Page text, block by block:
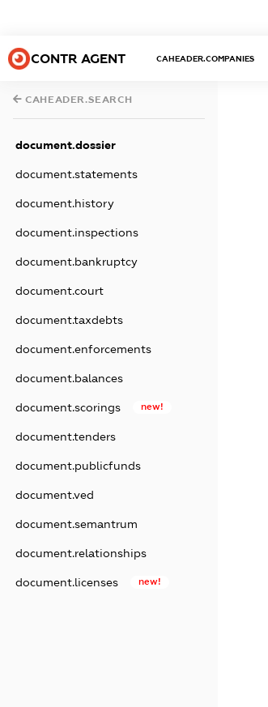
CONTR AGENT CAHEADER.COMPANIES
CAHEADER.SEARCH
document.dossier
document.statements
document.history
document.inspections
document.bankruptcy
document.court
document.taxdebts
document.enforcements
document.balances
document.scorings new!
document.tenders
document.publicfunds
document.ved
document.semantrum
document.relationships
document.licenses new!